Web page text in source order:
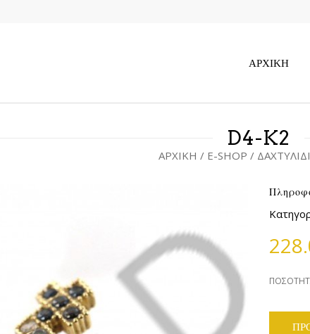
ΑΡΧΙΚΉ
D4-K2
ΑΡΧΙΚΉ / E-SHOP /